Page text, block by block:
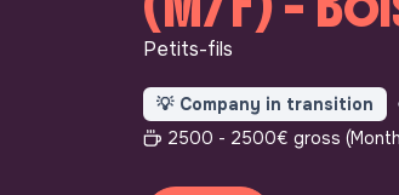
Petits-fils
💡 Company in transition
2500 - 2500€ gross